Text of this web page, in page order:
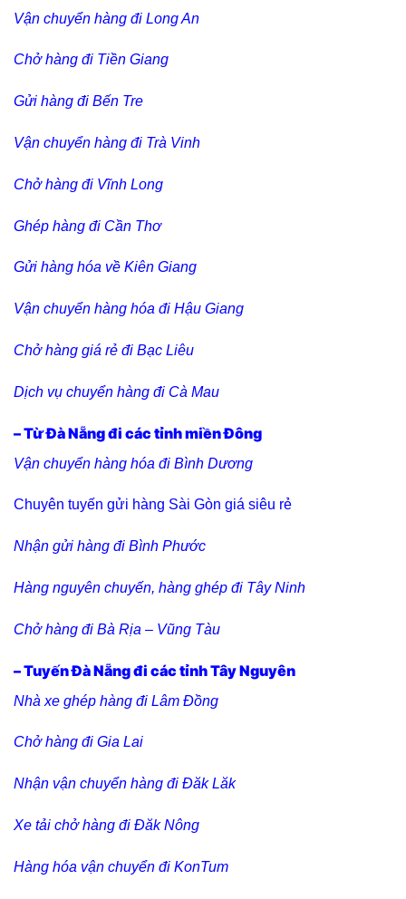
Vận chuyển hàng đi Long An
Chở hàng đi Tiền Giang
Gửi hàng đi Bến Tre
Vận chuyển hàng đi Trà Vinh
Chở hàng đi Vĩnh Long
Ghép hàng đi Cần Thơ
Gửi hàng hóa về Kiên Giang
Vận chuyển hàng hóa đi Hậu Giang
Chở hàng giá rẻ đi Bạc Liêu
Dịch vụ chuyển hàng đi Cà Mau
– Từ Đà Nẵng đi các tỉnh miền Đông
Vận chuyển hàng hóa đi Bình Dương
Chuyên tuyến gửi hàng Sài Gòn giá siêu rẻ
Nhận gửi hàng đi Bình Phước
Hàng nguyên chuyến, hàng ghép đi Tây Ninh
Chở hàng đi Bà Rịa – Vũng Tàu
– Tuyến Đà Nẵng đi các tỉnh Tây Nguyên
Nhà xe ghép hàng đi Lâm Đồng
Chở hàng đi Gia Lai
Nhận vận chuyển hàng đi Đăk Lăk
Xe tải chở hàng đi Đăk Nông
Hàng hóa vận chuyển đi KonTum